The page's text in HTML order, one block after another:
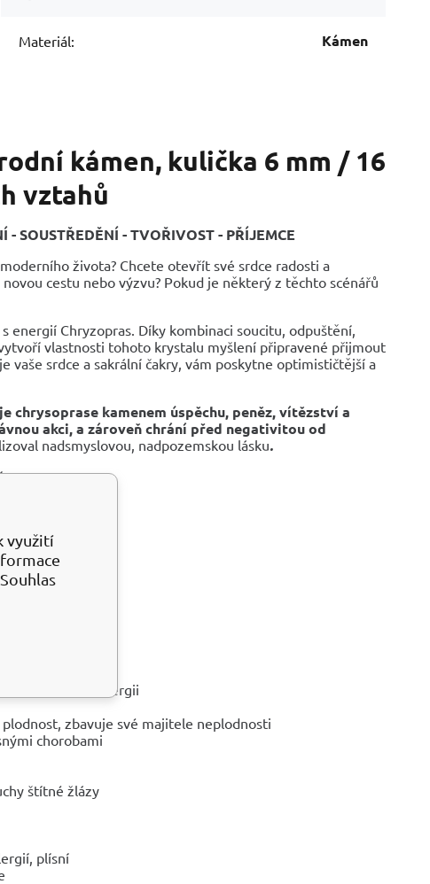
Materiál: Kámen
kámen, kulička 6 mm / 16
vztahů
- SOUSTŘEDĚNÍ - TVOŘIVOST - PŘÍJEMCE
života? Chcete otevřít své srdce radosti a
cestu nebo výzvu? Pokud je některý z těchto scénářů
Chryzopras. Díky kombinaci soucitu, odpuštění,
vlastnosti tohoto krystalu myšlení připravené přijmout
vaše srdce a sakrální čakry, vám poskytne optimističtější a
chrysoprase kamenem úspěchu, peněz, vítězství a
akci, a zároveň chrání před negativitou od
nadsmyslovou, nadpozemskou lásku.
univerzální energii
zbavuje své majitele neplodnosti
chorobami
štítné žlázy
plísní
využití